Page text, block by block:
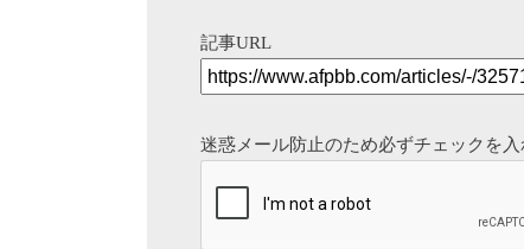
記事URL
迷惑メール防止のため必ずチェックを